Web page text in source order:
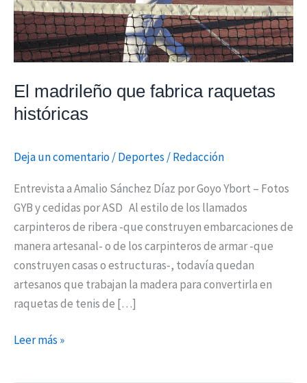
El madrileño que fabrica raquetas
históricas
Deja un comentario/Deportes /Redacción
Entrevista a Amalio Sánchez Díaz por Goyo Ybort – Fotos
GYB y cedidas por ASD Al estilo de los llamados
carpinteros de ribera -que construyen embarcaciones de
manera artesanal- o de los carpinteros de armar -que
construyen casas o estructuras-, todavía quedan
artesanos que trabajan la madera para convertirla en
raquetas de tenis de […]
Leer más »